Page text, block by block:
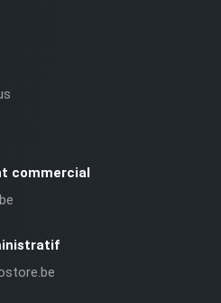
commercial